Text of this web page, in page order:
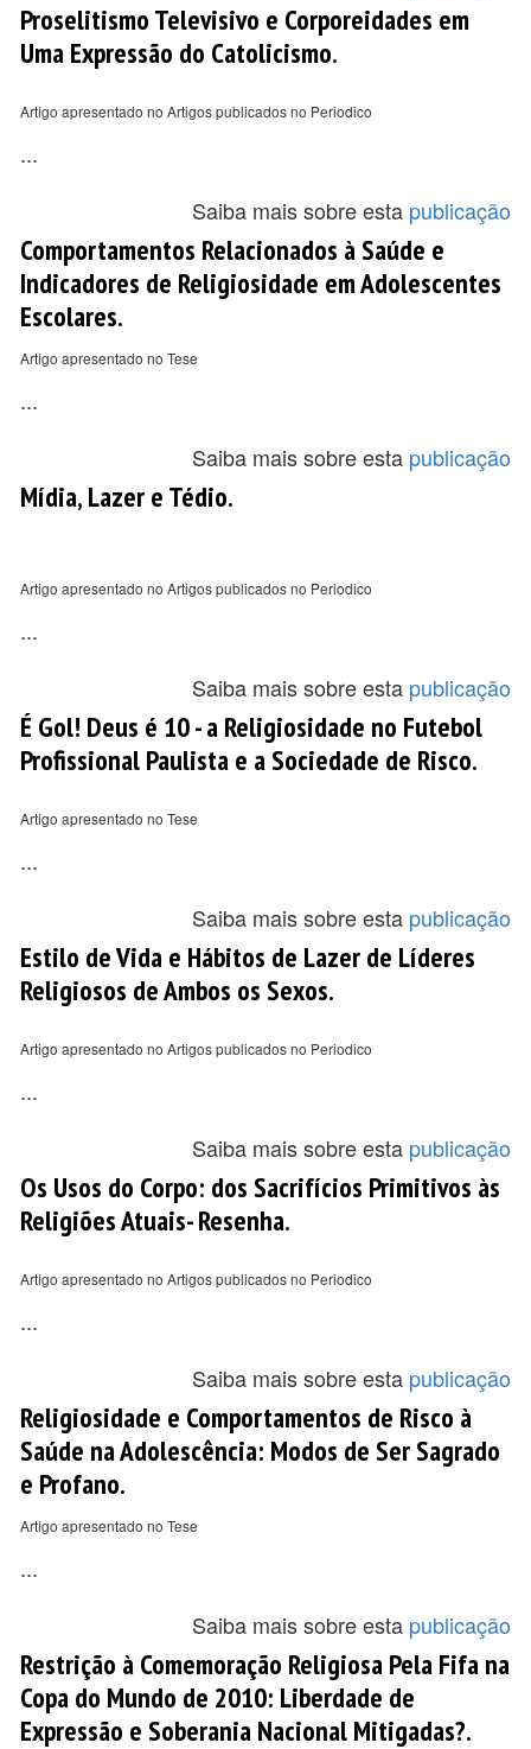
Proselitismo Televisivo e Corporeidades em
Uma Expressão do Catolicismo.
Artigo apresentado no Artigos publicados no Periodico
...
Saiba mais sobre esta publicação
Comportamentos Relacionados à Saúde e
Indicadores de Religiosidade em Adolescentes
Escolares.
Artigo apresentado no Tese
...
Saiba mais sobre esta publicação
Mídia, Lazer e Tédio.
Artigo apresentado no Artigos publicados no Periodico
...
Saiba mais sobre esta publicação
É Gol! Deus é 10 - a Religiosidade no Futebol
Profissional Paulista e a Sociedade de Risco.
Artigo apresentado no Tese
...
Saiba mais sobre esta publicação
Estilo de Vida e Hábitos de Lazer de Líderes
Religiosos de Ambos os Sexos.
Artigo apresentado no Artigos publicados no Periodico
...
Saiba mais sobre esta publicação
Os Usos do Corpo: dos Sacrifícios Primitivos às
Religiões Atuais- Resenha.
Artigo apresentado no Artigos publicados no Periodico
...
Saiba mais sobre esta publicação
Religiosidade e Comportamentos de Risco à
Saúde na Adolescência: Modos de Ser Sagrado
e Profano.
Artigo apresentado no Tese
...
Saiba mais sobre esta publicação
Restrição à Comemoração Religiosa Pela Fifa na
Copa do Mundo de 2010: Liberdade de
Expressão e Soberania Nacional Mitigadas?.